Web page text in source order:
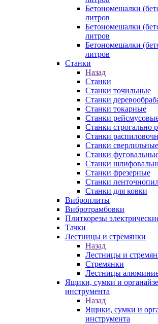
Бетономешалки
литров
Бетономешалки
литров
Бетономешалки
литров
Станки
Назад
Станки
Станки точильные
Станки
Станки токарные
Станки
Станки строгально
Станки
Станки сверлильные
Станки
Станки
Станки фрезерные
Станки
Станки для ковки
Виброплиты
Вибротрамбовки
Плиткорезы
Тачки
Лестницы и стремянки
Назад
Лестницы и
Стремянки
Лестницы
Ящики, сумки и
инструмента
Назад
Ящики, сумки и
инструмента